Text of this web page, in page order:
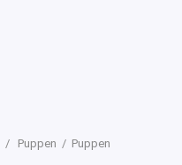
Puppen Puppen